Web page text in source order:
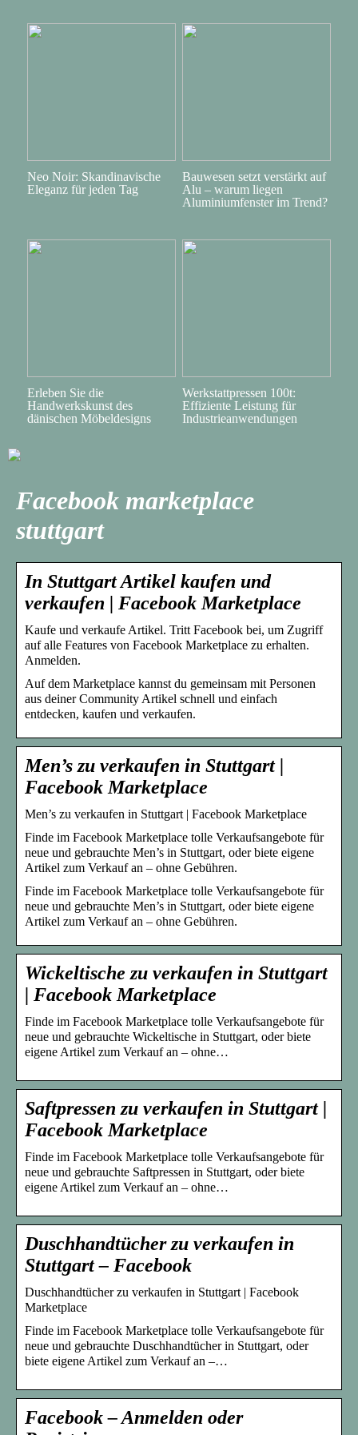
Neo Noir: Skandinavische
Eleganz für jeden Tag
Bauwesen setzt verstärkt auf
Alu – warum liegen
Aluminiumfenster im Trend?
Erleben Sie die
Handwerkskunst des
dänischen Möbeldesigns
Werkstattpressen 100t:
Effiziente Leistung für
Industrieanwendungen
Facebook marketplace
stuttgart
In Stuttgart Artikel kaufen und
verkaufen | Facebook Marketplace
Kaufe und verkaufe Artikel. Tritt Facebook bei, um Zugriff
auf alle Features von Facebook Marketplace zu erhalten.
Anmelden.
Auf dem Marketplace kannst du gemeinsam mit Personen
aus deiner Community Artikel schnell und einfach
entdecken, kaufen und verkaufen.
Men’s zu verkaufen in Stuttgart |
Facebook Marketplace
Men’s zu verkaufen in Stuttgart | Facebook Marketplace
Finde im Facebook Marketplace tolle Verkaufsangebote für
neue und gebrauchte Men’s in Stuttgart, oder biete eigene
Artikel zum Verkauf an – ohne Gebühren.
Finde im Facebook Marketplace tolle Verkaufsangebote für
neue und gebrauchte Men’s in Stuttgart, oder biete eigene
Artikel zum Verkauf an – ohne Gebühren.
Wickeltische zu verkaufen in Stuttgart
| Facebook Marketplace
Finde im Facebook Marketplace tolle Verkaufsangebote für
neue und gebrauchte Wickeltische in Stuttgart, oder biete
eigene Artikel zum Verkauf an – ohne…
Saftpressen zu verkaufen in Stuttgart |
Facebook Marketplace
Finde im Facebook Marketplace tolle Verkaufsangebote für
neue und gebrauchte Saftpressen in Stuttgart, oder biete
eigene Artikel zum Verkauf an – ohne…
Duschhandtücher zu verkaufen in
Stuttgart – Facebook
Duschhandtücher zu verkaufen in Stuttgart | Facebook
Marketplace
Finde im Facebook Marketplace tolle Verkaufsangebote für
neue und gebrauchte Duschhandtücher in Stuttgart, oder
biete eigene Artikel zum Verkauf an –…
Facebook – Anmelden oder